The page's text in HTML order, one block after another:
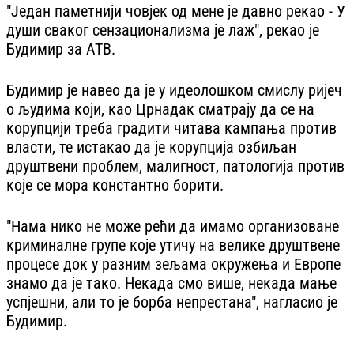
"Један паметнији човјек од мене је давно рекао - У
души сваког сензационализма је лаж", рекао је
Будимир за АТВ.
Будимир је навео да је у идеолошком смислу ријеч
о људима који, као Црнадак сматрају да се на
корупцији треба градити читава кампања против
власти, те истакао да је корупција озбиљан
друштвени проблем, малигност, патологија против
које се мора константно борити.
"Нама нико не може рећи да имамо организоване
криминалне групе које утичу на велике друштвене
процесе док у разним зељама окружења и Европе
знамо да је тако. Некада смо више, некада мање
успјешни, али то је борба непрестана", нагласио је
Будимир.